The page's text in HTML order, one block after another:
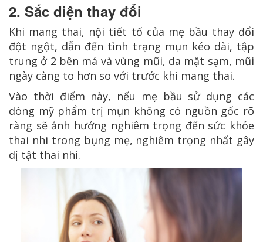
2. Sắc diện thay đổi
Khi mang thai, nội tiết tố của mẹ bầu thay đổi
đột ngột, dẫn đến tình trạng mụn kéo dài, tập
trung ở 2 bên má và vùng mũi, da mặt sạm, mũi
ngày càng to hơn so với trước khi mang thai.
Vào thời điểm này, nếu mẹ bầu sử dụng các
dòng mỹ phẩm trị mụn không có nguồn gốc rõ
ràng sẽ ảnh hưởng nghiêm trọng đến sức khỏe
thai nhi trong bụng mẹ, nghiêm trọng nhất gây
dị tật thai nhi.